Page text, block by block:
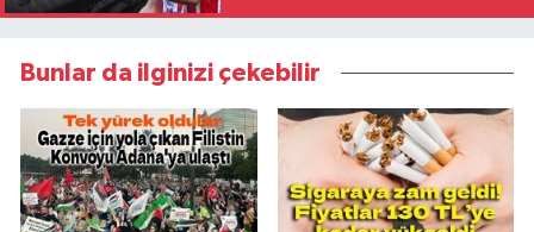
Bunlar da ilginizi çekebilir